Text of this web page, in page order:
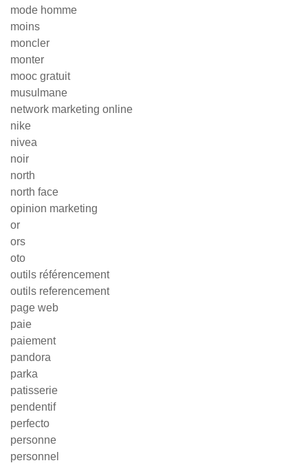
mode homme
moins
moncler
monter
mooc gratuit
musulmane
network marketing online
nike
nivea
noir
north
north face
opinion marketing
or
ors
oto
outils référencement
outils referencement
page web
paie
paiement
pandora
parka
patisserie
pendentif
perfecto
personne
personnel